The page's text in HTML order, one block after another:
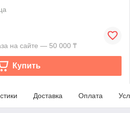
на сайте — 50 000 ₸
Купить
Доставка Оплата